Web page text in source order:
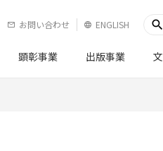
mail_outline お問い合わせ language ENGLISH search
顕彰事業 出版事業